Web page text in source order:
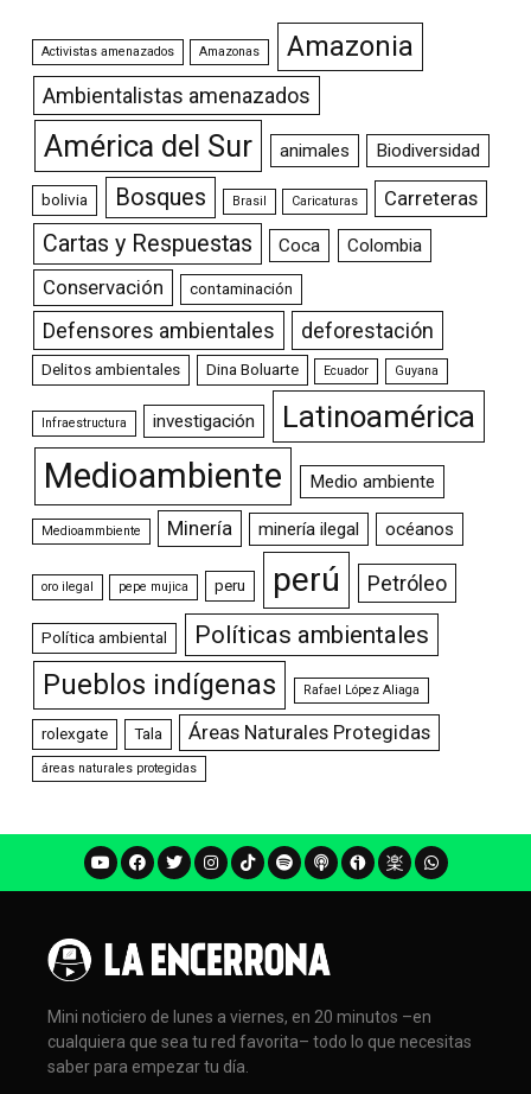
Activistas amenazados Amazonas Amazonia
Ambientalistas amenazados
América del Sur animales Biodiversidad
bolivia Bosques Brasil Caricaturas Carreteras
Cartas y Respuestas Coca Colombia
Conservación contaminación
Defensores ambientales deforestación
Delitos ambientales Dina Boluarte Ecuador Guyana
Infraestructura investigación Latinoamérica
Medioambiente Medio ambiente
Medioammbiente Minería minería ilegal océanos
oro ilegal pepe mujica peru perú Petróleo
Política ambiental Políticas ambientales
Pueblos indígenas Rafael López Aliaga
rolexgate Tala Áreas Naturales Protegidas
áreas naturales protegidas
Mini noticiero de lunes a viernes, en 20 minutos –en
cualquiera que sea tu red favorita– todo lo que necesitas
saber para empezar tu día.